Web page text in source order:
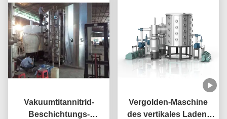
Vakuumtitannitrid-
Beschichtungs-
Vergolden-Maschine
des vertikales Laden-